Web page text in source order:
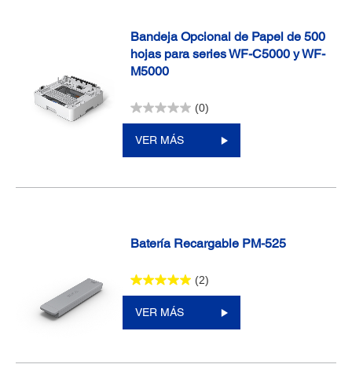
Bandeja Opcional de Papel de 500
hojas para series WF-C5000 y WF-
M5000
(0)
VER MÁS
Batería Recargable PM-525
(2)
VER MÁS